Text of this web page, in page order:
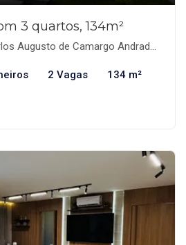
3 quartos, 134m²
de Camargo Andrade, Indaiatuba-SP
2 Vagas 134 m²